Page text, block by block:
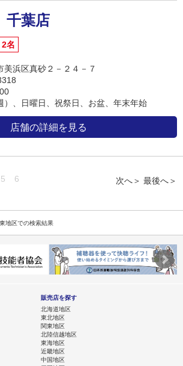
葉店
名
美浜区真砂２－２４－７
）、日曜日、祝祭日、お盆、年末年始
店舗の詳細を見る
次へ＞ 最後へ＞
5 6
地区での検索結果
販売店を探す
北海道地区
東北地区
関東地区
北陸信越地区
東海地区
近畿地区
中国地区